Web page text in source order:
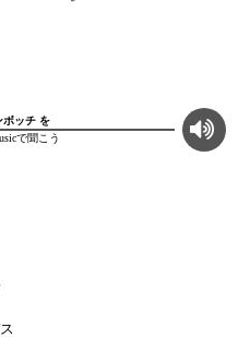
ボッチ を
で聞こう